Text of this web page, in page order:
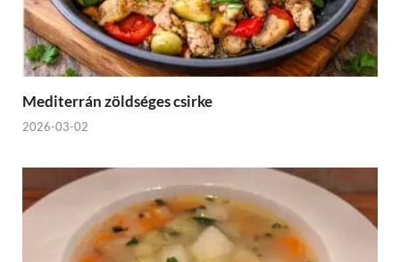
Mediterrán zöldséges csirke
2026-03-02